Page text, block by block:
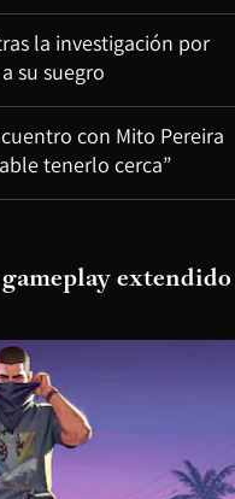
la investigación por
su suegro
con Mito Pereira
tenerlo cerca”
extendido